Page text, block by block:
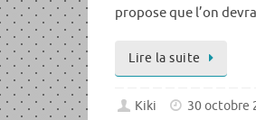
propose que l’on
Lire la suite
Kiki 30 octobre